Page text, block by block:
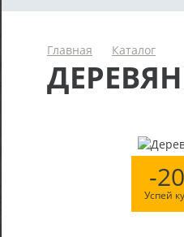
Главная Каталог
-
Успей